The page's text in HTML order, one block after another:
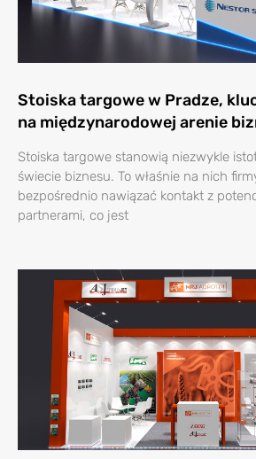
Stoiska targowe w Pradze,
na międzynarodowej arenie
Stoiska targowe stanowią niezwykle
świecie biznesu. To właśnie na nich
bezpośrednio nawiązać kontakt z
partnerami, co jest